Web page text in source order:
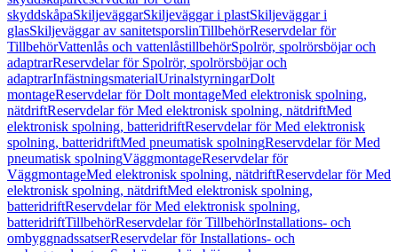
skyddskåpaSkiljeväggarSkiljeväggar i plastSkiljeväggar i
glasSkiljeväggar av sanitetsporslinTillbehörReservdelar för
TillbehörVattenlås och vattenlåstillbehörSpolrör, spolrörsböjar och
adaptrarReservdelar för Spolrör, spolrörsböjar och
adaptrarInfästningsmaterialUrinalstyrningarDolt
montageReservdelar för Dolt montageMed elektronisk spolning,
nätdriftReservdelar för Med elektronisk spolning, nätdriftMed
elektronisk spolning, batteridriftReservdelar för Med elektronisk
spolning, batteridriftMed pneumatisk spolningReservdelar för Med
pneumatisk spolningVäggmontageReservdelar för
VäggmontageMed elektronisk spolning, nätdriftReservdelar för Med
elektronisk spolning, nätdriftMed elektronisk spolning,
batteridriftReservdelar för Med elektronisk spolning,
batteridriftTillbehörReservdelar för TillbehörInstallations- och
ombyggnadssatserReservdelar för Installations- och